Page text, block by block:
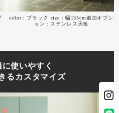
color：ブラック size：幅135cm追加オプシ
ョン：ステンレス天板
使いやすく
るカスタマイズ